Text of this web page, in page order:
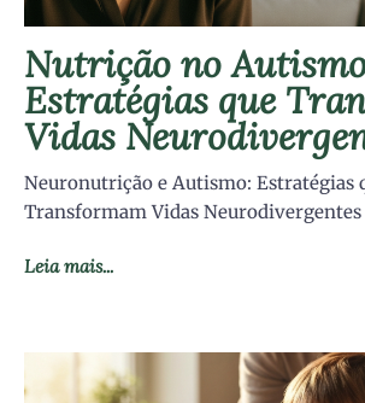
Nutrição no
Estratégias que
Vidas
Neuronutrição e Autismo: Estratégias
Transformam Vidas
Leia mais...